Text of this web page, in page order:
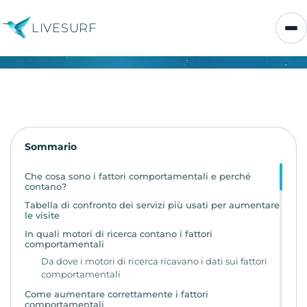
LIVESURF
Sommario
Che cosa sono i fattori comportamentali e perché
contano?
Tabella di confronto dei servizi più usati per aumentare
le visite
In quali motori di ricerca contano i fattori
comportamentali
Da dove i motori di ricerca ricavano i dati sui fattori
comportamentali
Come aumentare correttamente i fattori
comportamentali